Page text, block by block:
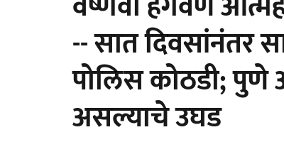
-- सात दिवसांनंतर
पोलिस कोठडी; पुणे
असल्याचे उघड